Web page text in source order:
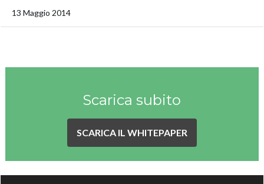
13 Maggio 2014
Scarica subito
SCARICA IL WHITEPAPER